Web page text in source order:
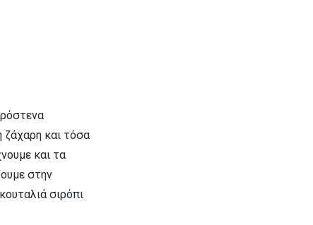
ζάχαρη και τόσα
και τα
στην
σιρόπι